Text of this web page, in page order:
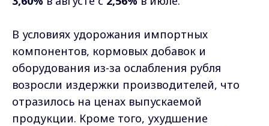
В условиях удорожания импортных
компонентов, кормовых добавок и
оборудования из-за ослабления рубля
возросли издержки производителей, что
отразилось на ценах выпускаемой
продукции. Кроме того, ухудшение